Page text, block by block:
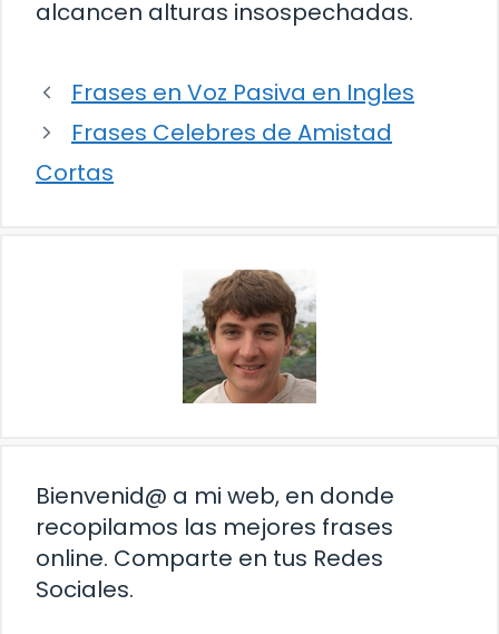
alcancen alturas insospechadas.
Frases en Voz Pasiva en Ingles
Frases Celebres de Amistad
Cortas
Bienvenid@ a mi web, en donde
recopilamos las mejores frases
online. Comparte en tus Redes
Sociales.